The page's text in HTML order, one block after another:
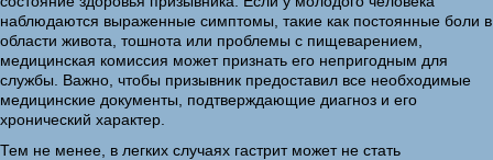
наблюдаются выраженные симптомы, такие как постоянные боли в
области живота, тошнота или проблемы с пищеварением,
медицинская комиссия может признать его непригодным для
службы. Важно, чтобы призывник предоставил все необходимые
медицинские документы, подтверждающие диагноз и его
хронический характер.
Тем не менее, в легких случаях гастрит может не стать